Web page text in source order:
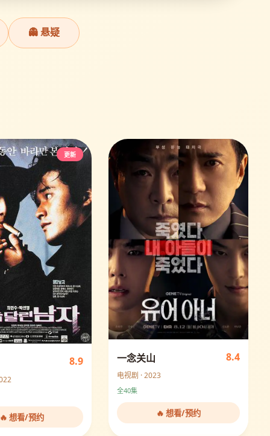
👻 悬疑
更新
8.9
🔥 想看/预约
一念关山 8.4
电视剧 · 2023
全40集
🔥 想看/预约